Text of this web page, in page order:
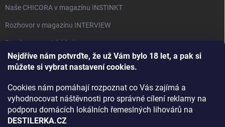
Nejdříve nám potvrďte, že už Vám bylo 18 let, a pak si
můžete si vybrat nastavení cookies.
Cookies nám pomáhají rozpoznat co Vás zajímá a
vyhodnocovat náštěvnosti pro správné cílení reklamy na
podporu domácích lokálních řemeslných lihovárů na
DESTILERKA.CZ
Naše CHICORA v magazínu INSTINKT
Rozhovor v magazínu INTERVIEW
Bourbon, americká krása.
Napsali v TÝDNU o naší práci
Rozhovor s DESTILERKA.CZ v magazínu DRINKING-CAT
Jak vybrat dárek na Vánoce